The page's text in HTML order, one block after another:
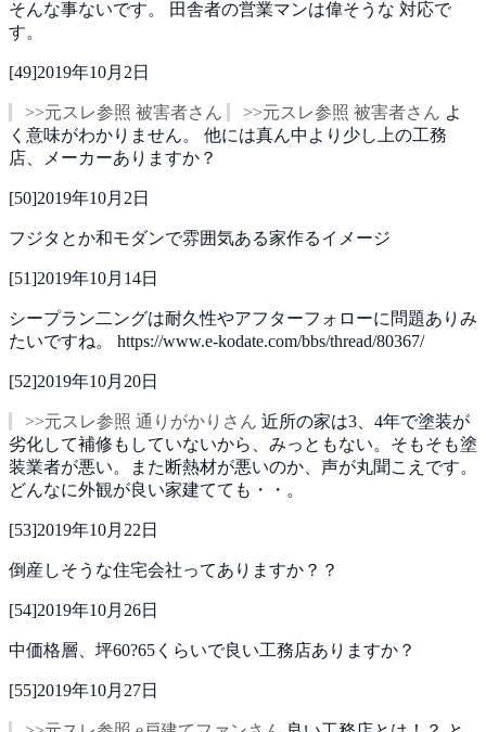
そんな事ないです。 田舎者の営業マンは偉そうな 対応で
す。
[49]2019年10月2日
>>元スレ参照 被害者さん >>元スレ参照 被害者さん よ
く意味がわかりません。 他には真ん中より少し上の工務
店、メーカーありますか？
[50]2019年10月2日
フジタとか和モダンで雰囲気ある家作るイメージ
[51]2019年10月14日
シープラン二ングは耐久性やアフターフォローに問題ありみ
たいですね。 https://www.e-kodate.com/bbs/thread/80367/
[52]2019年10月20日
>>元スレ参照 通りがかりさん 近所の家は3、4年で塗装が
劣化して補修もしていないから、みっともない。そもそも塗
装業者が悪い。また断熱材が悪いのか、声が丸聞こえです。
どんなに外観が良い家建てても・・。
[53]2019年10月22日
倒産しそうな住宅会社ってありますか？？
[54]2019年10月26日
中価格層、坪60?65くらいで良い工務店ありますか？
[55]2019年10月27日